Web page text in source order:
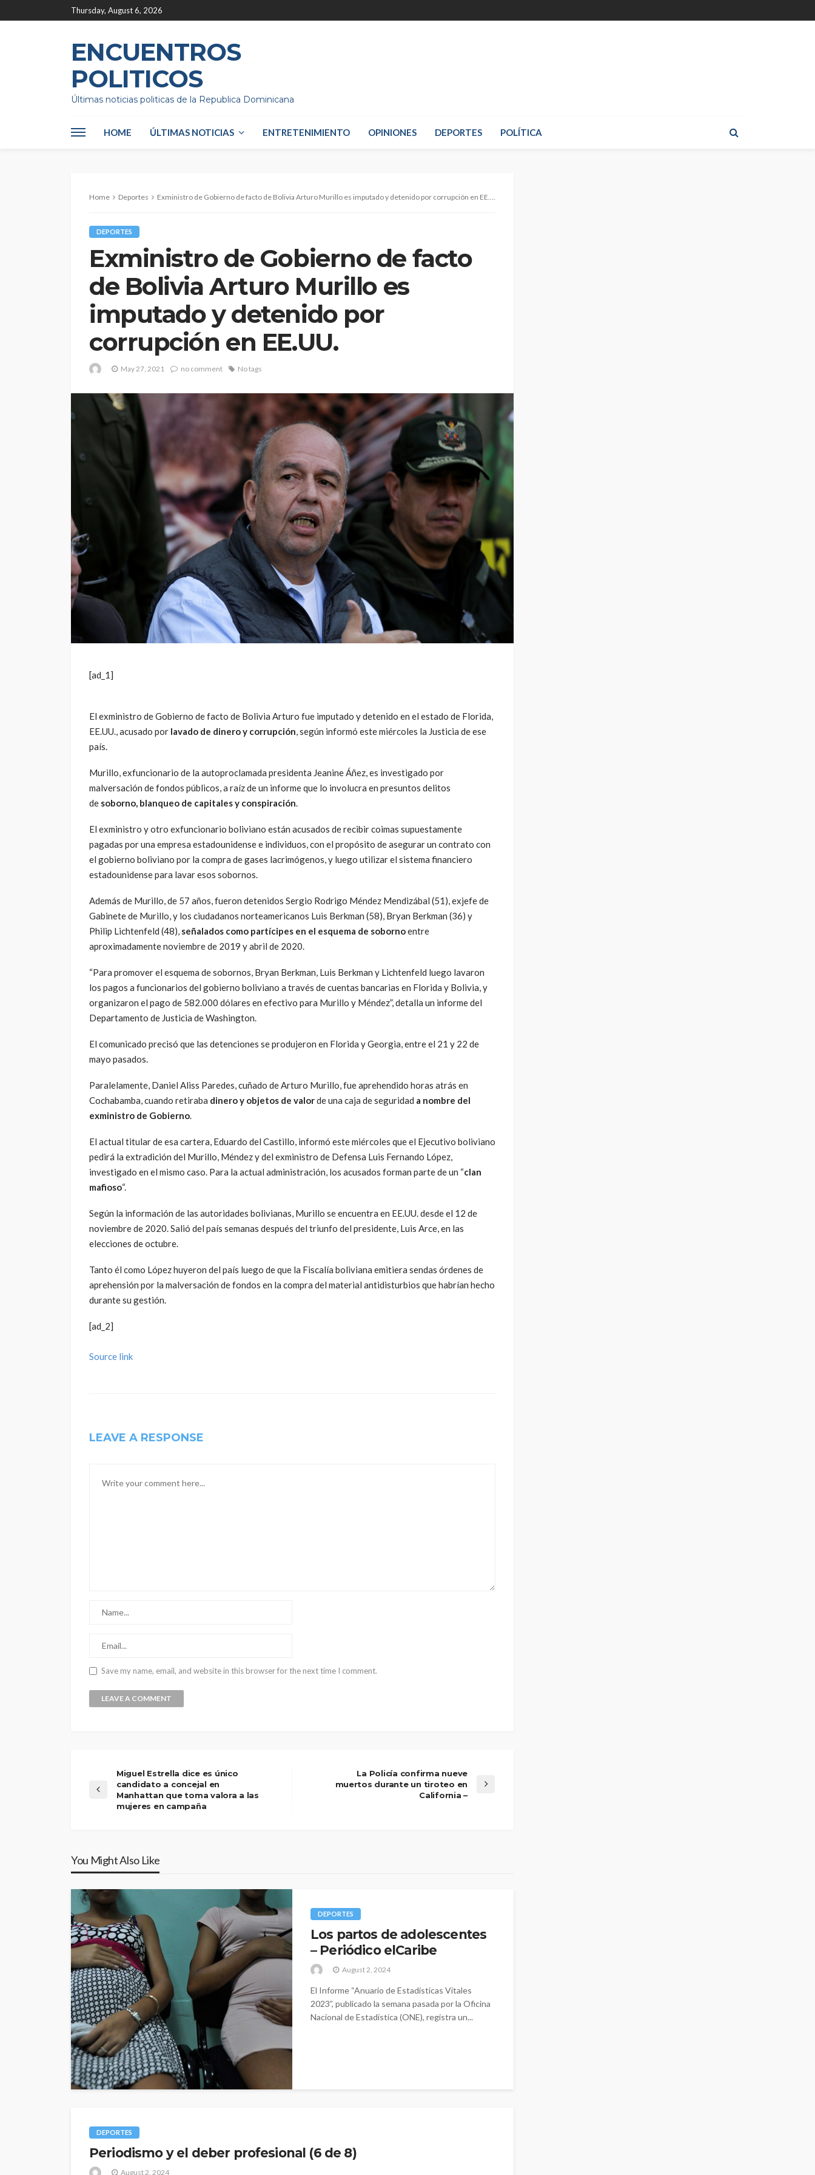
Thursday, August 6, 2026
ENCUENTROS
POLITICOS
Últimas noticias politicas de la Republica Dominicana
HOME ÚLTIMAS NOTICIAS ENTRETENIMIENTO OPINIONES DEPORTES POLÍTICA
Home Deportes Exministro de Gobierno de facto de Bolivia Arturo Murillo es imputado y detenido por corrupción en EE.UU.
DEPORTES
Exministro de Gobierno de facto
de Bolivia Arturo Murillo es
imputado y detenido por
corrupción en EE.UU.
May 27, 2021 no comment No tags
[ad_1]
El exministro de Gobierno de facto de Bolivia Arturo fue imputado y detenido en el estado de Florida,
EE.UU., acusado por lavado de dinero y corrupción, según informó este miércoles la Justicia de ese
país.
Murillo, exfuncionario de la autoproclamada presidenta Jeanine Áñez, es investigado por
malversación de fondos públicos, a raíz de un informe que lo involucra en presuntos delitos
de soborno, blanqueo de capitales y conspiración.
El exministro y otro exfuncionario boliviano están acusados ​​de recibir coimas supuestamente
pagadas por una empresa estadounidense e individuos, con el propósito de asegurar un contrato con
el gobierno boliviano por la compra de gases lacrimógenos, y luego utilizar el sistema financiero
estadounidense para lavar esos sobornos.
Además de Murillo, de 57 años, fueron detenidos Sergio Rodrigo Méndez Mendizábal (51), exjefe de
Gabinete de Murillo, y los ciudadanos norteamericanos Luis Berkman (58), Bryan Berkman (36) y
Philip Lichtenfeld (48), señalados como partícipes en el esquema de sobornoentre
aproximadamente noviembre de 2019 y abril de 2020.
“Para promover el esquema de sobornos, Bryan Berkman, Luis Berkman y Lichtenfeld luego lavaron
los pagos a funcionarios del gobierno boliviano a través de cuentas bancarias en Florida y Bolivia, y
organizaron el pago de 582.000 dólares en efectivo para Murillo y Méndez”, detalla un informe del
Departamento de Justicia de Washington.
El comunicado precisó que las detenciones se produjeron en Florida y Georgia, entre el 21 y 22 de
mayo pasados.
Paralelamente, Daniel Aliss Paredes, cuñado de Arturo Murillo, fue aprehendido horas atrás en
Cochabamba, cuando retiraba dinero y objetos de valorde una caja de seguridad a nombre del
exministro de Gobierno.
El actual titular de esa cartera, Eduardo del Castillo, informó este miércoles que el Ejecutivo boliviano
pedirá la extradición del Murillo, Méndez y del exministro de Defensa Luis Fernando López,
investigado en el mismo caso. Para la actual administración, los acusados forman parte de un “clan
mafioso“.
Según la información de las autoridades bolivianas, Murillo se encuentra en EE.UU. desde el 12 de
noviembre de 2020. Salió del país semanas después del triunfo del presidente, Luis Arce, en las
elecciones de octubre.
Tanto él como López huyeron del país luego de que la Fiscalía boliviana emitiera sendas órdenes de
aprehensión por la malversación de fondos en la compra del material antidisturbios que habrían hecho
durante su gestión.
[ad_2]
Source link
LEAVE A RESPONSE
Save my name, email, and website in this browser for the next time I comment.
Miguel Estrella dice es único
candidato a concejal en
Manhattan que toma valora a las
mujeres en campaña
La Policía confirma nueve
muertos durante un tiroteo en
California –
You Might Also Like
DEPORTES
Los partos de adolescentes
– Periódico elCaribe
August 2, 2024
El Informe “Anuario de Estadísticas Vitales
2023”, publicado la semana pasada por la Oficina
Nacional de Estadística (ONE), registra un...
DEPORTES
Periodismo y el deber profesional (6 de 8)
August 2, 2024